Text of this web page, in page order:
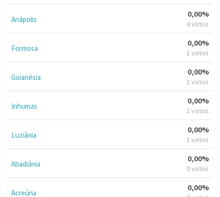
Anápolis
0,00%
4 votos
Formosa
0,00%
1 votos
Goianésia
0,00%
1 votos
Inhumas
0,00%
1 votos
Luziânia
0,00%
1 votos
Abadiânia
0,00%
0 votos
Acreúna
0,00%